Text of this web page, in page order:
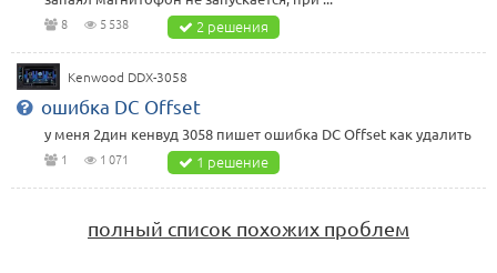
8 5 538 2 решения
Kenwood DDX-3058
ошибка DC Offset
у меня 2дин кенвуд 3058 пишет ошибка DC Offset как удалить
1 1 071 1 решение
полный список похожих проблем